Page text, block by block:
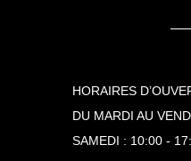
HORAIRES
DU MARDI AU
SAMEDI : 10:00 -